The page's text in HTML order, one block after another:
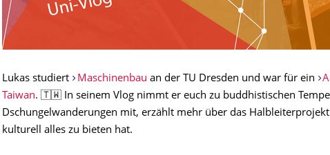
Lukas studiert Maschinenbau an der TU Dresden und war für ein
Taiwan. 🇹🇼 In seinem Vlog nimmt er euch zu buddhistischen
Dschungelwanderungen mit, erzählt mehr über das
kulturell alles zu bieten hat.